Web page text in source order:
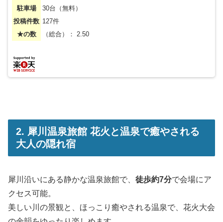
駐車場
30台（無料）
投稿件数 127件
★の数
（総合）： 2.50
2. 犀川温泉旅館 花火と温泉で癒やされる
大人の隠れ宿
犀川沿いにある静かな温泉旅館で、 徒歩約7分で会場にア
クセス可能。
美しい川の景観と、ほっこり癒やされる温泉で、花火大会